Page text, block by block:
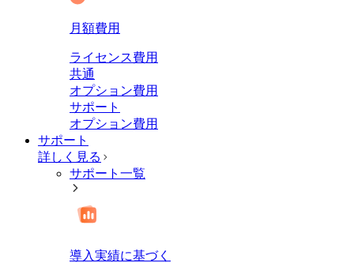
月額費用
ライセンス費用
共通
オプション費用
サポート
オプション費用
サポート
詳しく見る
サポート一覧
導入実績に基づく